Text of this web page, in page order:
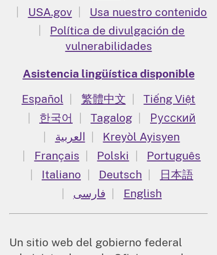
USA.gov
Usa nuestro contenido
Política de divulgación de
vulnerabilidades
Asistencia lingüística disponible
Español
繁體中文
Tiếng Việt
한국어
Tagalog
Русский
العربية
Kreyòl Ayisyen
Français
Polski
Português
Italiano
Deutsch
日本語
فارسی
English
Un sitio web del gobierno federal